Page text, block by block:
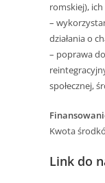
romskiej),
–
działania o
– poprawa
społecznej,
Kwota
Link do